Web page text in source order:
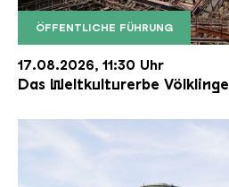
ÖFFENTLICHE FÜHRUNG
Der Erzschrägaufzug der
Copyright: Weltkulturerbe
17.08.2026, 11:30 Uhr
Das Weltkulturerbe